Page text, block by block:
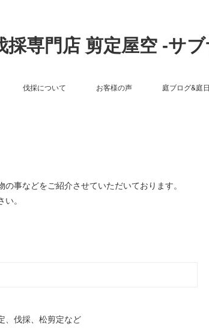
採専門店 剪定屋空 -サ
伐採について お客様の声 庭ブログ&庭
の事などをご紹介させていただいております。
。
、伐採、松剪定など